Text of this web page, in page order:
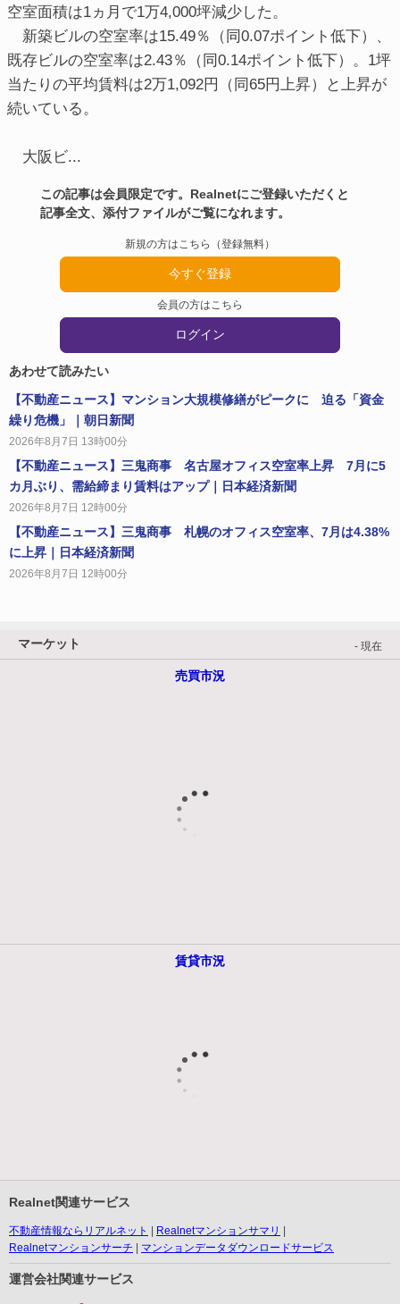
空室面積は1ヵ月で1万4,000坪減少した。
新築ビルの空室率は15.49％（同0.07ポイント低下）、
既存ビルの空室率は2.43％（同0.14ポイント低下）。1坪
当たりの平均賃料は2万1,092円（同65円上昇）と上昇が
続いている。
大阪ビ...
この記事は会員限定です。Realnetにご登録いただくと
記事全文、添付ファイルがご覧になれます。
新規の方はこちら（登録無料）
今すぐ登録
会員の方はこちら
ログイン
あわせて読みたい
【不動産ニュース】マンション大規模修繕がピークに 迫る「資金
繰り危機」｜朝日新聞
2026年8月7日 13時00分
【不動産ニュース】三鬼商事 名古屋オフィス空室率上昇 7月に5
カ月ぶり、需給締まり賃料はアップ｜日本経済新聞
2026年8月7日 12時00分
【不動産ニュース】三鬼商事 札幌のオフィス空室率、7月は4.38%
に上昇｜日本経済新聞
2026年8月7日 12時00分
マーケット - 現在
売買市況
賃貸市況
Realnet関連サービス
不動産情報ならリアルネット
Realnetマンションサマリ
Realnetマンションサーチ
マンションデータダウンロードサービス
運営会社関連サービス